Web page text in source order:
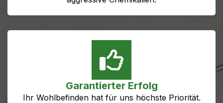
Garantierter Erfolg
Ihr Wohlbefinden hat für uns höchste Priorität.